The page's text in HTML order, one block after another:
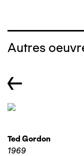
Autres
←
Ted Gordon
1969